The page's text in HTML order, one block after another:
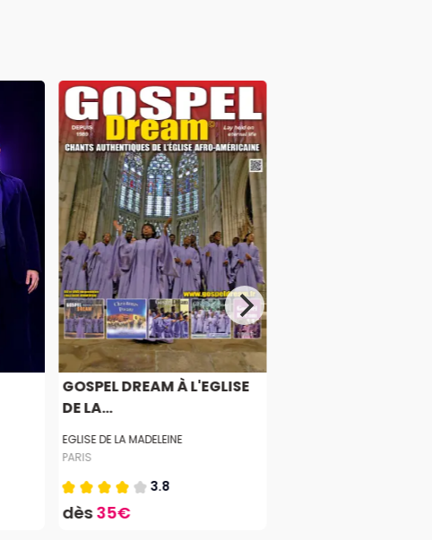
GOSPEL DREAM À L'EGLISE
DE LA...
EGLISE DE LA MADELEINE
PARIS
3.8
dès35€